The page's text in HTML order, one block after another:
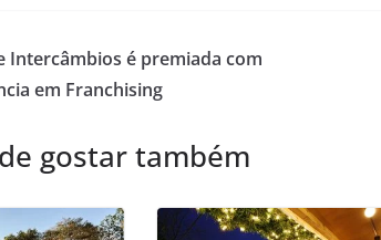
Intercâmbios é premiada com
em Franchising
gostar também